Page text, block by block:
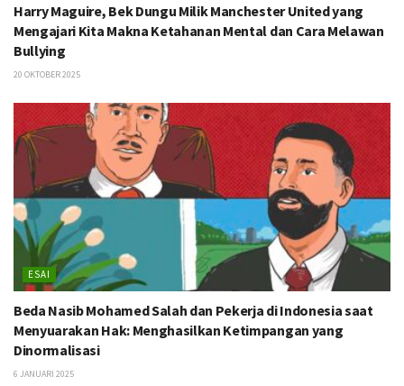
Harry Maguire, Bek Dungu Milik Manchester United yang
Mengajari Kita Makna Ketahanan Mental dan Cara Melawan
Bullying
20 OKTOBER 2025
ESAI
Beda Nasib Mohamed Salah dan Pekerja di Indonesia saat
Menyuarakan Hak: Menghasilkan Ketimpangan yang
Dinormalisasi
6 JANUARI 2025